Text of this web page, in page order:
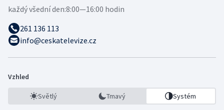
každý všední den:8:00—16:00 hodin
261 136 113
info@ceskatelevize.cz
Vzhled
Světlý Tmavý Systém